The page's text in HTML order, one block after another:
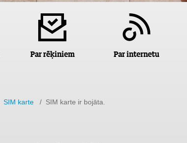
Par rēķiniem Par internetu
SIM karte / SIM karte ir bojāta.